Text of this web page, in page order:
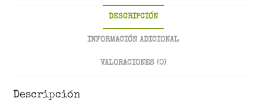
DESCRIPCIÓN
INFORMACIÓN ADICIONAL
VALORACIONES (0)
Descripción